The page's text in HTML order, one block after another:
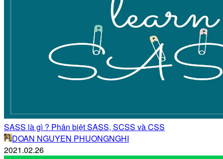
SASS là gì ? Phân biệt SASS, SCSS và CSS
DOAN NGUYEN PHUONGNGHI
2021.02.26